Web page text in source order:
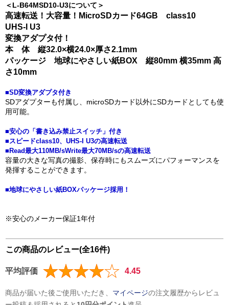
＜L-B64MSD10-U3について＞
高速転送！大容量！MicroSDカード64GB class10
UHS-I U3
変換アダプタ付！
本 体 縦32.0×横24.0×厚さ2.1mm
パッケージ 地球にやさしい紙BOX 縦80mm 横35mm 高
さ10mm
■SD変換アダプタ付き
SDアダプターも付属し、microSDカード以外にSDカードとしても使
用可能。
■安心の「書き込み禁止スイッチ」付き
■スピードclass10、UHS-I U3の高速転送
■Read最大110MB/sWrite最大70MB/sの高速転送
容量の大きな写真の撮影、保存時にもスムーズにパフォーマンスを
発揮することができます。
■地球にやさしい紙BOXパッケージ採用！
※安心のメーカー保証1年付
この商品のレビュー(全16件)
平均評価 4.45
商品が届いた後ご使用いただき、 マイページの注文履歴からレビュ